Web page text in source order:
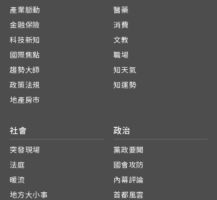
產業脈動
金融保險
科技新知
國際焦點
趨勢大師
政策法規
地產房市
醫藥
消費
文教
職場
知天氣
知運勢
社會
突發現場
法庭
暖流
地方大小事
政治
黨政要聞
國會攻防
內幕評論
首都風雲